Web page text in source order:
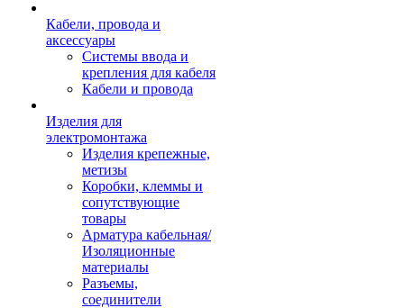
Кабели, провода и
аксессуары
Системы ввода и
крепления для кабеля
Кабели и провода
Изделия для
электромонтажа
Изделия крепежные,
метизы
Коробки, клеммы и
сопутствующие
товары
Арматура кабельная/
Изоляционные
материалы
Разъемы,
соединители